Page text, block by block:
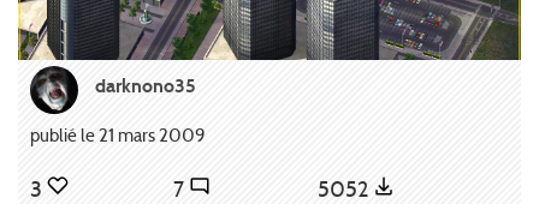
darknono35
publié le 21 mars 2009
3 7 5052